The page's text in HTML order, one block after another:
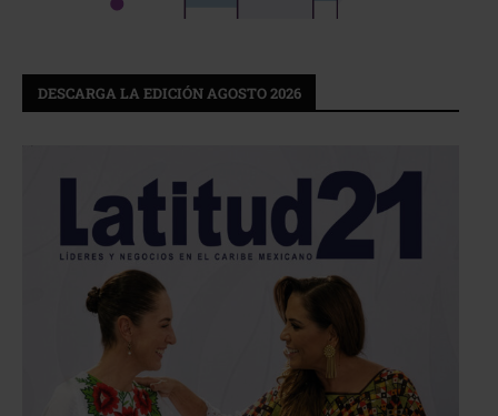
DESCARGA LA EDICIÓN AGOSTO 2026